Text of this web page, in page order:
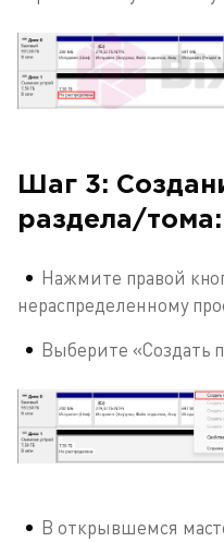
Шаг 3:
раздела/тома:
Нажмите правой
нераспределенному
Выберите «Создать
В открывшемся